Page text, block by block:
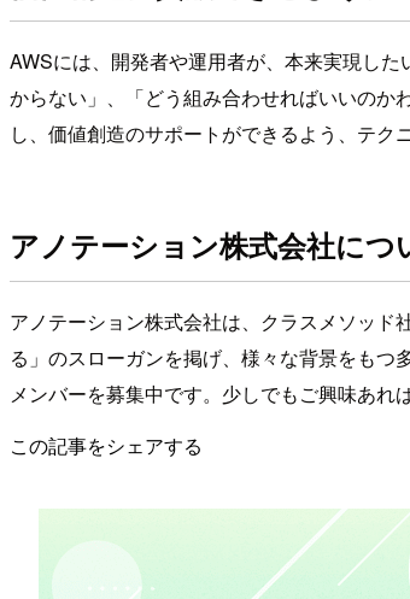
AWSには、開発者や運用者が、本来実現し
からない」、「どう組み合わせればいいのか
し、価値創造のサポートができるよう、テク
アノテーション株式会社につ
アノテーション株式会社は、クラスメソッド
る」のスローガンを掲げ、様々な背景をも
メンバーを募集中です。少しでもご興味あれば
この記事をシェアする